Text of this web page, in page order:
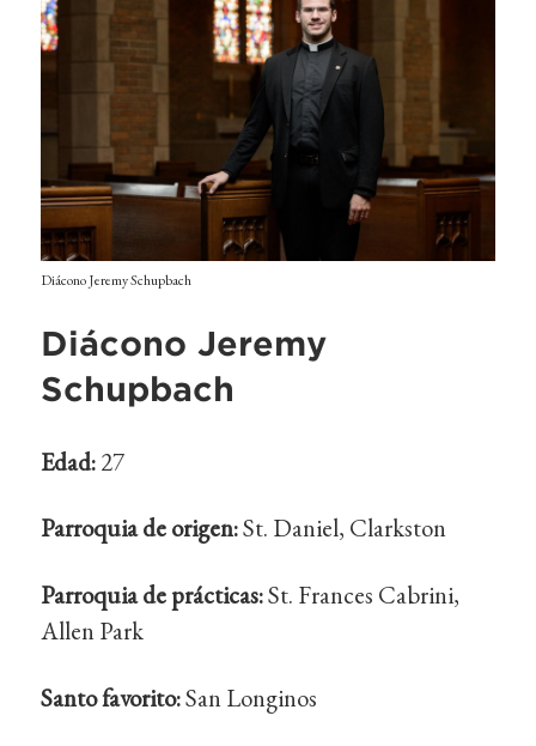
Diácono Jeremy Schupbach
Diácono Jeremy
Schupbach
Edad:27
Parroquia de origen:St. Daniel, Clarkston
Parroquia de prácticas:St. Frances Cabrini,
Allen Park
Santo favorito:San Longinos